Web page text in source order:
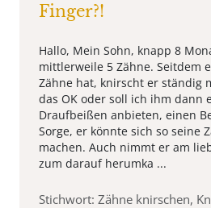
Finger?!
Hallo, Mein Sohn, knapp 8
mittlerweile 5 Zähne. Seitdem
Zähne hat, knirscht er ständig
das OK oder soll ich ihm dann
Draufbeißen anbieten, einen
Sorge, er könnte sich so seine
machen. Auch nimmt er am
zum darauf herumka ...
Stichwort: Zähne knirschen,